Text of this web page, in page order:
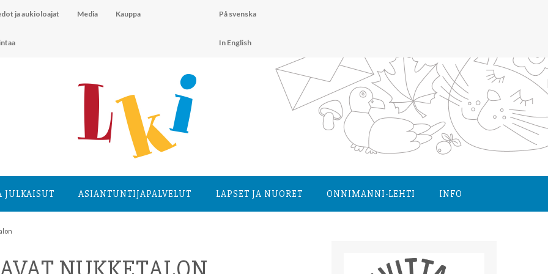
ja aukioloajat Media Kauppa På svenska
In English
JULKAISUT ASIANTUNTIJA­PALVELUT LAPSET JA NUORET ONNIMANNI-LEHTI INFO